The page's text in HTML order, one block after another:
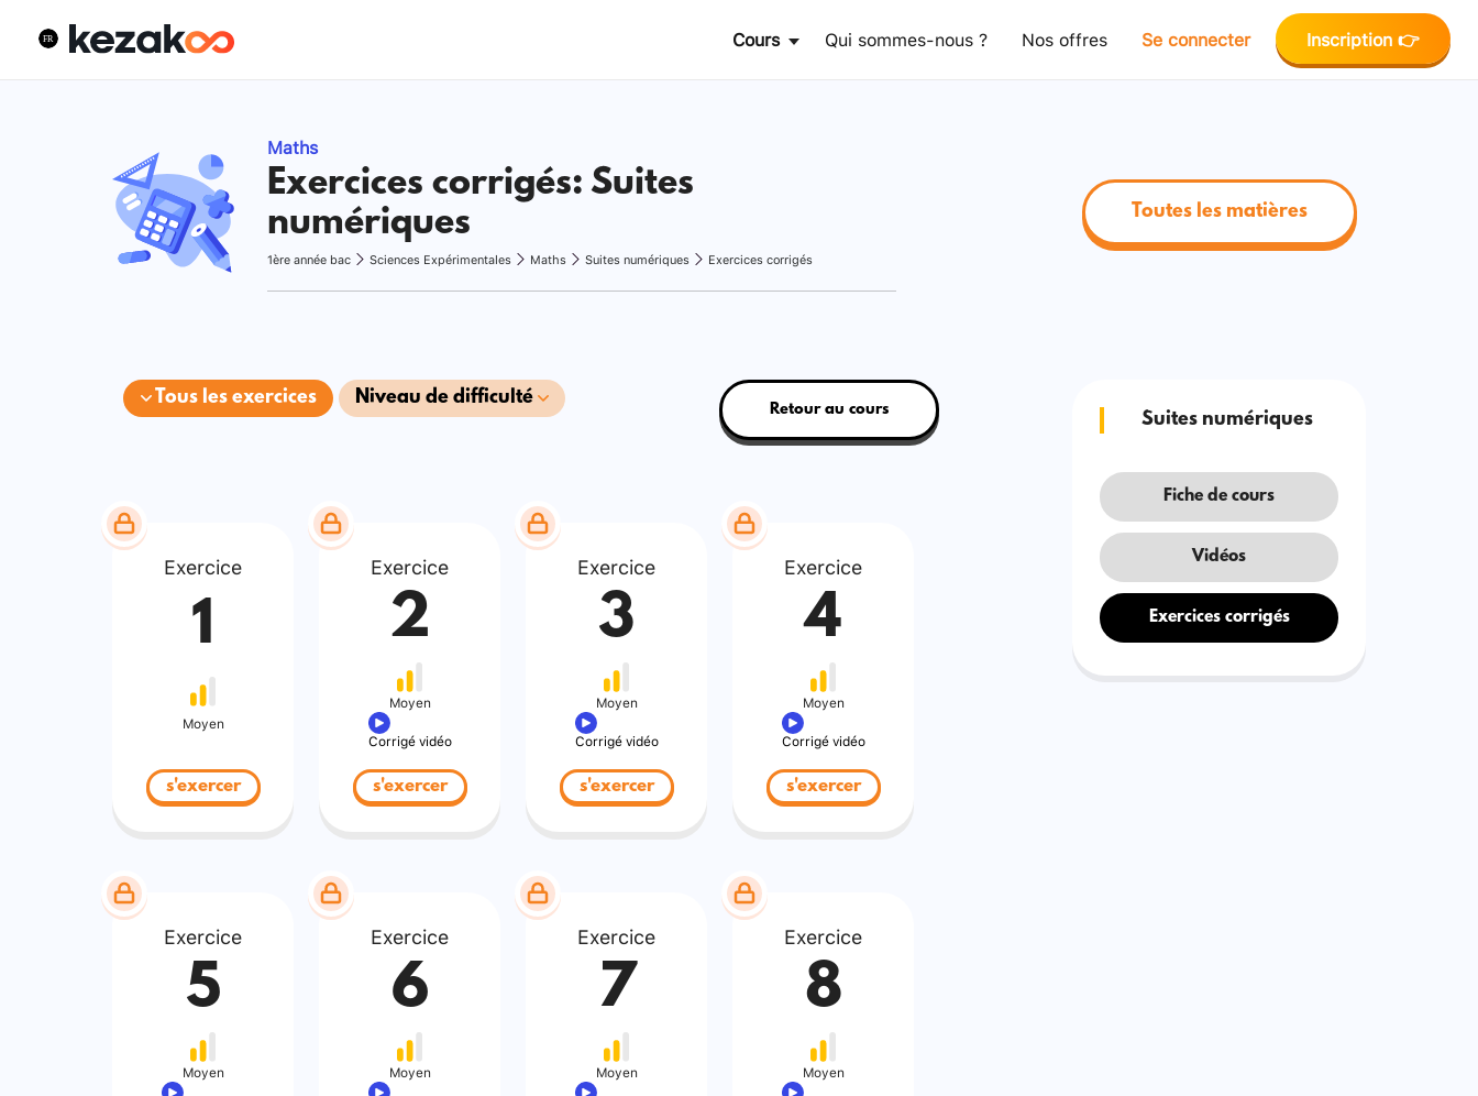
Cours Qui sommes-nous ? Nos offres Se connecter Inscription 👉
Maths
Exercices corrigés: Suites
numériques
1ère année bac Sciences Expérimentales Maths Suites numériques Exercices corrigés
Toutes les matières
Tous les exercices Niveau de difficulté
Retour au cours
Exercice
1
Moyen
s'exercer
Exercice
2
Moyen
Corrigé vidéo
s'exercer
Exercice
3
Moyen
Corrigé vidéo
s'exercer
Exercice
4
Moyen
Corrigé vidéo
s'exercer
Exercice
5
Moyen
Exercice
6
Moyen
Exercice
7
Moyen
Exercice
8
Moyen
Suites numériques
Fiche de cours
Vidéos
Exercices corrigés